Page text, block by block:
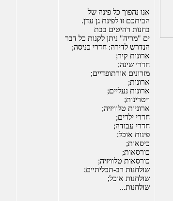
אנו נהפוך כל פינה של
הביתכם זו לפינת גן עדן.
בחנות רהיטים בבת
ים "מריה" ניתן לקנות כל דבר
הנדרש לדירה: חדרי כניסה;
ארונות קיר;
חדרי שינה;
מזרונים אורתופדיים;
ארונות;
ארונות נעליים;
ויטרינות;
ארוניות טלוויזיה;
חדרי ילדים;
חדרי עבודה;
פינות אוכל;
כיסאות;
כורסאות;
כורסאות טלוויזיה;
שולחנות רב-תכליתיים;
שולחנות אוכל;
שולחנות...